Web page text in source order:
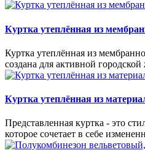
Куртка утеплённая из
Куртка утеплённая из
создана для активной
Куртка утеплённая из
Представленная куртка - это
которое сочетает в себе